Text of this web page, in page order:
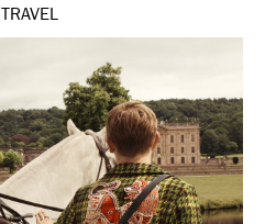
TRAVEL